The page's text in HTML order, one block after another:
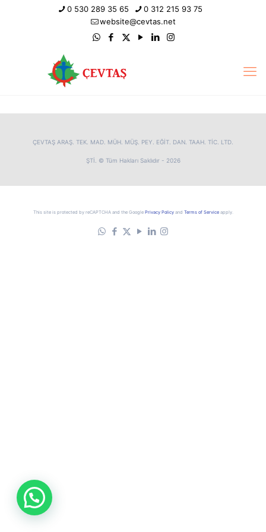
0 530 289 35 65
0 312 215 93 75
website@cevtas.net
ÇEVTAŞ ARAŞ. TEK. MAD. MÜH. MÜŞ. PEY. EĞİT. DAN. TAAH. TİC. LTD.
ŞTİ. © Tüm Hakları Saklıdır - 2026
This site is protected by reCAPTCHA and the Google Privacy Policyand Terms of Serviceapply.